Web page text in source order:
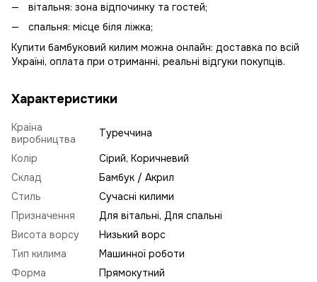
вітальня: зона відпочинку та гостей;
спальня: місце біля ліжка;
Купити бамбуковий килим можна онлайн: доставка по всій
Україні, оплата при отриманні, реальні відгуки покупців.
Характеристики
Країна
виробництва
Туреччина
Колір
Сірий, Коричневий
Склад
Бамбук / Акрил
Стиль
Сучасні килими
Призначення
Для вітальні, Для спальні
Висота ворсу
Низький ворс
Тип килима
Машинної роботи
Форма
Прямокутний